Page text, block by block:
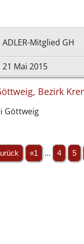
ADLER-Mitglied GH
21 Mai 2015
Bezirk
Göttweig
«1 ... 4 5